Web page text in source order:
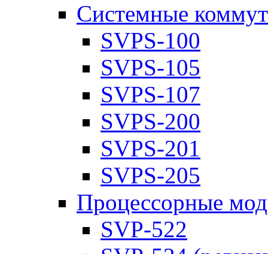
Системные
SVPS-100
SVPS-105
SVPS-107
SVPS-200
SVPS-201
SVPS-205
Процессорные
SVP-522